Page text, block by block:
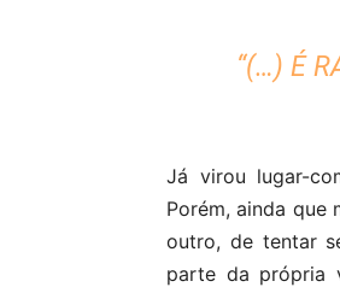
“(…) É
Já virou lugar-
Porém, ainda
outro, de tentar
parte da própria